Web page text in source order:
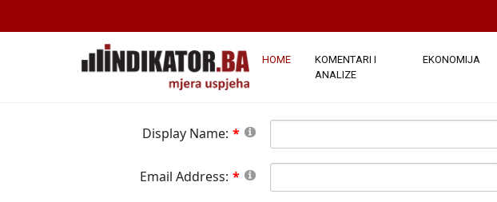
HOME
KOMENTARI I
ANALIZE
EKONOMIJA
Članstvo na ovoj stranici je javno. Nakon što su
stranici.Sva polja označena crvenom zvjezdicom su obavezna.
button please wait until the system responds.)
Display Name:
Email Address: